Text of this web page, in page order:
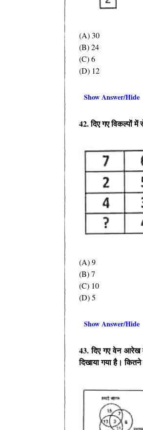
(A) 30
(B) 24
(C) 6
(D) 12
Show Answer/Hide
42. दिए गए विकल्पों
(A) 9
(B) 7
(C) 10
(D) 5
Show Answer/Hide
43. दिए गए वेन
दिखाया गया है।